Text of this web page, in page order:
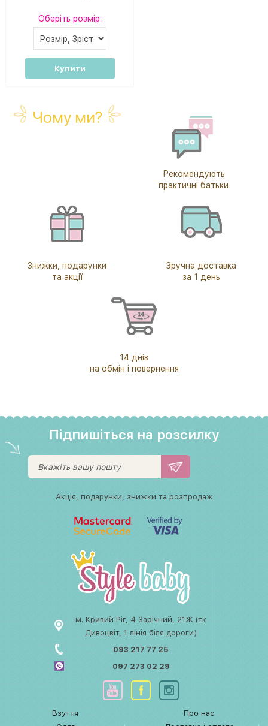
Оберіть розмір:
Купити
Чому ми?
Рекомендують
практичні батьки
Знижки, подарунки
та акції
Зручна доставка
за 1 день
14 днів
на обмін і повернення
Підпишіться на розсилку
Акція, подарунки, знижки та розпродаж
м. Кривий Ріг, 4 Зарічний, 21Ж (тк
Дивоцвіт, 1 лінія біля дороги)
093 217 77 25
097 273 02 29
Взуття
Про нас